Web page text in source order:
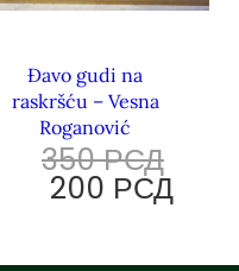
Đavo gudi na
raskršću – Vesna
Roganović
350РСД
200 РСД